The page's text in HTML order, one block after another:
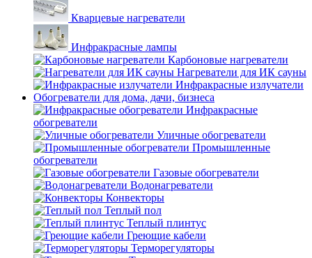
Кварцевые нагреватели
Инфракрасные лампы
Карбоновые нагреватели
Нагреватели для ИК сауны
Инфракрасные излучатели
Обогреватели для дома, дачи, бизнеса
Инфракрасные
обогреватели
Уличные обогреватели
Промышленные
обогреватели
Газовые обогреватели
Водонагреватели
Конвекторы
Теплый пол
Теплый плинтус
Греющие кабели
Терморегуляторы